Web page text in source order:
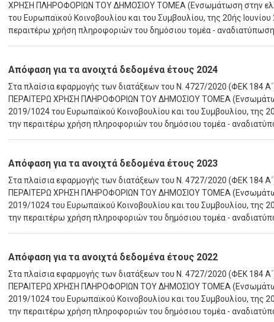
ΧΡΗΣΗ ΠΛΗΡΟΦΟΡΙΩΝ ΤΟΥ ΔΗΜΟΣΙΟΥ ΤΟΜΕΑ (Ενσωμάτωση στην
του Ευρωπαϊκού Κοινοβουλίου και του Συμβουλίου, της 20ής Ιουνίου
περαιτέρω χρήση πληροφοριών του δημόσιου τομέα -
Απόφαση για τα ανοιχτά δεδομένα έτους 2024
Στα πλαίσια εφαρμογής των διατάξεων του Ν. 4727/2020 (ΦΕΚ 184
ΠΕΡΑΙΤΕΡΩ ΧΡΗΣΗ ΠΛΗΡΟΦΟΡΙΩΝ ΤΟΥ ΔΗΜΟΣΙΟΥ ΤΟΜΕΑ
2019/1024 του Ευρωπαϊκού Κοινοβουλίου και του Συμβουλίου, της
την περαιτέρω χρήση πληροφοριών του δημόσιου τομέα -
Απόφαση για τα ανοιχτά δεδομένα έτους 2023
Στα πλαίσια εφαρμογής των διατάξεων του Ν. 4727/2020 (ΦΕΚ 184
ΠΕΡΑΙΤΕΡΩ ΧΡΗΣΗ ΠΛΗΡΟΦΟΡΙΩΝ ΤΟΥ ΔΗΜΟΣΙΟΥ ΤΟΜΕΑ
2019/1024 του Ευρωπαϊκού Κοινοβουλίου και του Συμβουλίου, της
την περαιτέρω χρήση πληροφοριών του δημόσιου τομέα -
Απόφαση για τα ανοιχτά δεδομένα έτους 2022
Στα πλαίσια εφαρμογής των διατάξεων του Ν. 4727/2020 (ΦΕΚ 184
ΠΕΡΑΙΤΕΡΩ ΧΡΗΣΗ ΠΛΗΡΟΦΟΡΙΩΝ ΤΟΥ ΔΗΜΟΣΙΟΥ ΤΟΜΕΑ
2019/1024 του Ευρωπαϊκού Κοινοβουλίου και του Συμβουλίου, της
την περαιτέρω χρήση πληροφοριών του δημόσιου τομέα -